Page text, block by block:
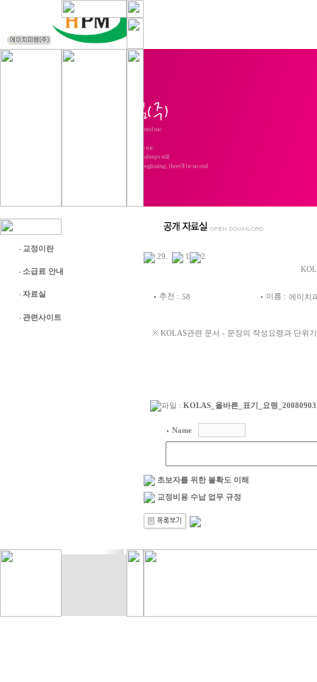
- 교정이란
- 소급료 안내
- 자료실
- 관련사이트
29. 1
2
추천 : 58 이름 : 에이치
※ KOLAS관련 문서 - 문장의 작성요령과 단위
파일 : KOLAS_올바른_표기_요령
Name
초보자를 위한 불확도 이해
교정비용 수납 업무 규정